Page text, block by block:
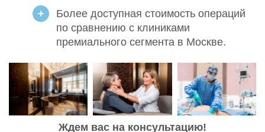
Более доступная стоимость операций
по сравнению с клиниками
премиального сегмента в Москве.
Ждем вас на консультацию!